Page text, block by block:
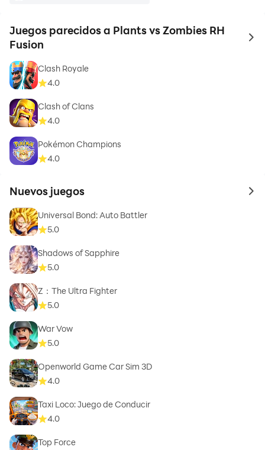
Juegos parecidos a Plants vs Zombies RH
Fusion
to
Clash Royale
4.0
Clash of Clans
4.0
Pokémon Champions
4.0
Nuevos juegos to
Universal Bond: Auto Battler
5.0
Shadows of Sapphire
5.0
Z：The Ultra Fighter
5.0
War Vow
5.0
Openworld Game Car Sim 3D
4.0
Taxi Loco: Juego de Conducir
4.0
Top Force